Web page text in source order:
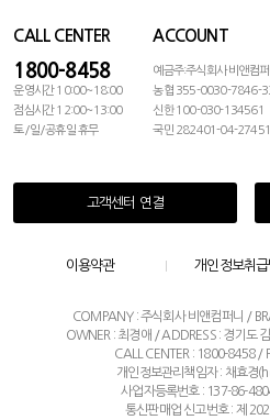
CALL CENTER
1800-8458
운영시간 10:00~18:00
점심시간 12:00~13:00
토/일/공휴일 휴무
ACCOUNT
예금주:주식회사 비앤컴퍼
농협 355-0030-7846-
신한 100-030-134561
국민 282401-04-
고객센터 연결
이용약관 개인정보취
COMPANY : 주식회사 비앤컴퍼니 /
OWNER : 최경애 / ADDRESS : 경기도
CALL CENTER : 1800-8458 /
개인정보관리책임자 : 채효
사업자등록번호 : 137-86-
통신판매업 신고번호 : 제